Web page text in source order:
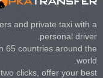
and private taxi with a
personal driver.
65 countries around the
world.
clicks, offer your best